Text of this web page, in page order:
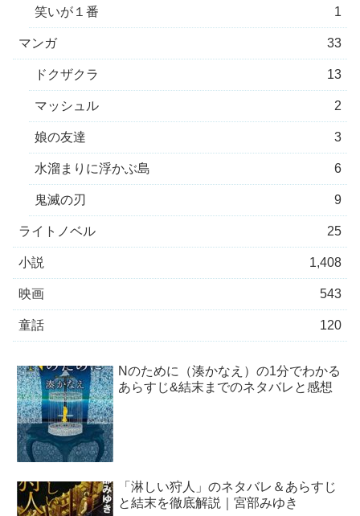
笑いが１番 1
マンガ 33
ドクザクラ 13
マッシュル 2
娘の友達 3
水溜まりに浮かぶ島 6
鬼滅の刃 9
ライトノベル 25
小説 1,408
映画 543
童話 120
Nのために（湊かなえ）の1分でわかる
あらすじ&結末までのネタバレと感想
「淋しい狩人」のネタバレ＆あらすじ
と結末を徹底解説｜宮部みゆき